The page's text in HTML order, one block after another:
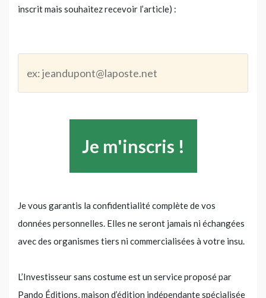
inscrit mais souhaitez recevoir l’article) :
Je vous garantis la confidentialité complète de vos
données personnelles. Elles ne seront jamais ni échangées
avec des organismes tiers ni commercialisées à votre insu.
L’Investisseur sans costume est un service proposé par
Pando Éditions, maison d’édition indépendante spécialisée